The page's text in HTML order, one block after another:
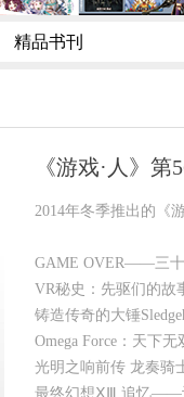
《游戏·人》第
2014年冬季推出的《
GAME OVER——三十
VR秘史：先驱们的故
铸造传奇的大锤
Omega Force：天下无
光明之响前传 龙奏骑
最终幻想ⅩⅢ 追忆——
精品书刊